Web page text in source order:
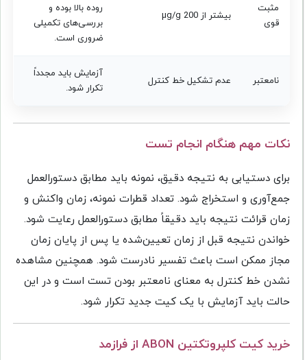
مثبت
قوی
بیشتر از 200 µg/g
روده بالا بوده و
بررسی‌های تکمیلی
ضروری است.
نامعتبر عدم تشکیل خط کنترل
آزمایش باید مجدداً
تکرار شود.
نکات مهم هنگام انجام تست
برای دستیابی به نتیجه دقیق، نمونه باید مطابق دستورالعمل
جمع‌آوری و استخراج شود. تعداد قطرات نمونه، زمان واکنش و
زمان قرائت نتیجه باید دقیقاً مطابق دستورالعمل رعایت شود.
خواندن نتیجه قبل از زمان تعیین‌شده یا پس از پایان زمان
مجاز ممکن است باعث تفسیر نادرست شود. همچنین مشاهده
نشدن خط کنترل به معنای نامعتبر بودن تست است و در این
حالت باید آزمایش با یک کیت جدید تکرار شود.
خرید کیت کلپروتکتین ABON از فرازمد